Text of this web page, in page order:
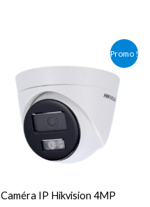
Promo !
Caméra IP Hikvision 4MP
était :
114.00 €.
actuel
97.00 €.